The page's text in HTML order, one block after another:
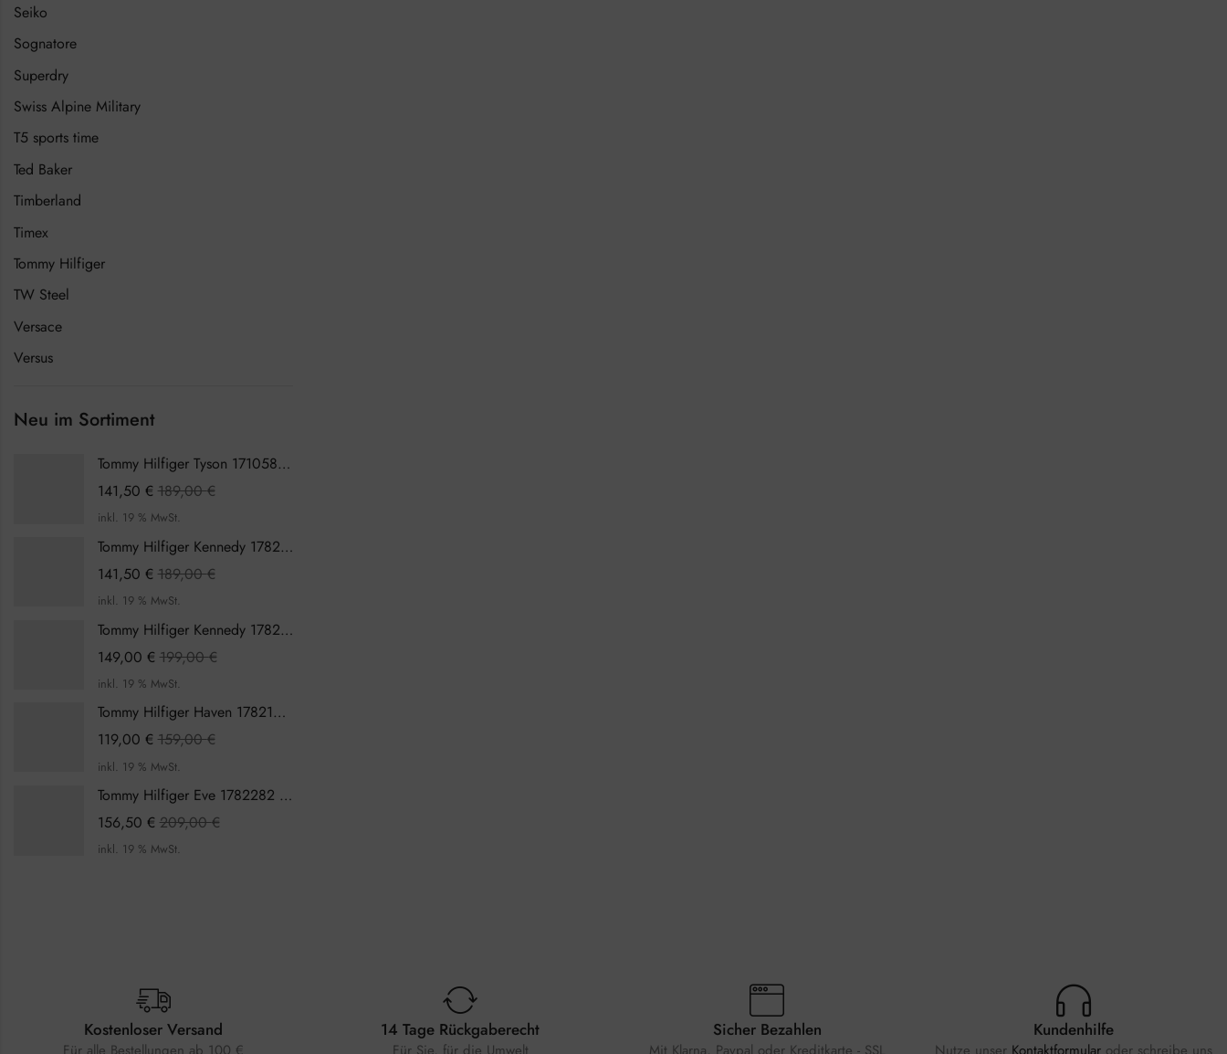
Seiko
Sognatore
Superdry
Swiss Alpine Military
T5 sports time
Ted Baker
Timberland
Timex
Tommy Hilfiger
TW Steel
Versace
Versus
Neu im Sortiment
Tommy Hilfiger Tyson 1710589 Herrenuhr
141,50 € 189,00€
inkl. 19 % MwSt.
Tommy Hilfiger Kennedy 1782387 Damenuhr
141,50 € 189,00€
inkl. 19 % MwSt.
Tommy Hilfiger Kennedy 1782386 Damenuhr
149,00 € 199,00€
inkl. 19 % MwSt.
Tommy Hilfiger Haven 1782199 Damenuhr
119,00 € 159,00€
inkl. 19 % MwSt.
Tommy Hilfiger Eve 1782282 Damenuhr
156,50 € 209,00€
inkl. 19 % MwSt.
Kostenloser Versand
Für alle Bestellungen ab 100 €
14 Tage Rückgaberecht
Für Sie, für die Umwelt
Sicher Bezahlen
Mit Klarna, Paypal oder Kreditkarte - SSL
Kundenhilfe
Nutze unser Kontaktformular oder schreibe uns